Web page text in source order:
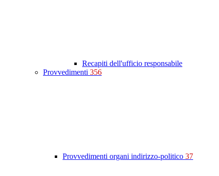
Recapiti dell'ufficio responsabile
Provvedimenti 356
Provvedimenti organi indirizzo-politico 37